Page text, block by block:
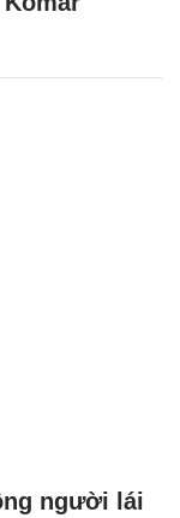
người lái